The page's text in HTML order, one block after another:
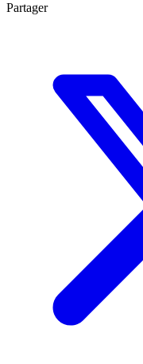
Partager